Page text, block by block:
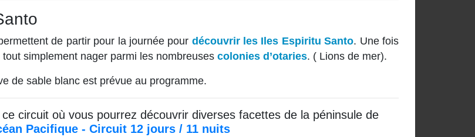
de partir pour la journée pour découvrir les Iles Espiritu Santo. Une fois
simplement nager parmi les nombreuses colonies d’otaries. ( Lions de mer).
de sable blanc est prévue au programme.
circuit où vous pourrez découvrir diverses facettes de la péninsule de
Pacifique - Circuit 12 jours / 11 nuits